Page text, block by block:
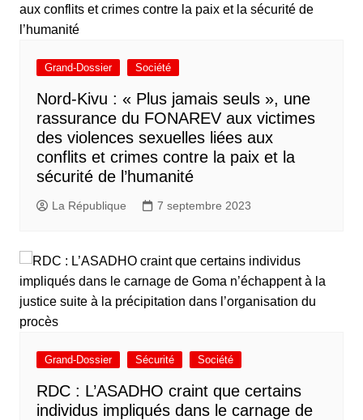
Grand-Dossier Société
Nord-Kivu : « Plus jamais seuls », une
rassurance du FONAREV aux victimes
des violences sexuelles liées aux
conflits et crimes contre la paix et la
sécurité de l’humanité
La République 7 septembre 2023
Grand-Dossier Sécurité Société
RDC : L’ASADHO craint que certains
individus impliqués dans le carnage de